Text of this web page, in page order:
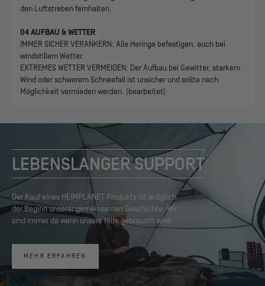
den Luftstreben fernhalten.
04 AUFBAU & WETTER
IMMER SICHER VERANKERN: Alle Heringe befestigen, auch bei
windstillem Wetter.
EXTREMES WETTER VERMEIDEN: Der Aufbau bei Gewitter, starkem
Wind oder schwerem Schneefall ist unsicher und sollte nach
Möglichkeit vermieden werden. (bearbeitet)
LEBENSLANGER SUPPORT
Der Kauf eines HEIMPLANET Produkts ist lediglich
der Beginn unserer gemeinsamen Geschichte. Wir
sind immer da wenn unsere Hilfe gebraucht wird.
MEHR ERFAHREN